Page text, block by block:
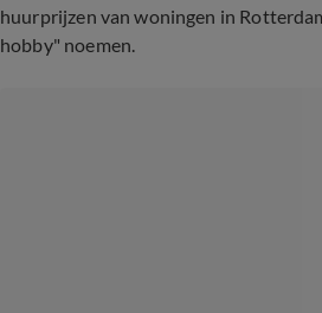
huurprijzen van woningen in
hobby" noemen.